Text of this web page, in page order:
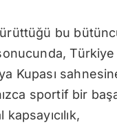
bu
Kupası
sportif bir